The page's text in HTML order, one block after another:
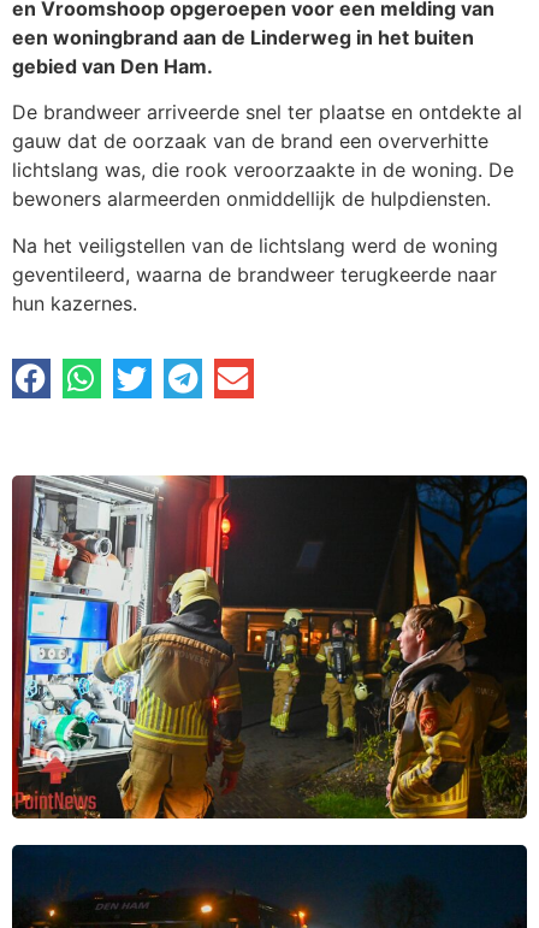
en Vroomshoop opgeroepen voor een melding van
een woningbrand aan de Linderweg in het buiten
gebied van Den Ham.
De brandweer arriveerde snel ter plaatse en ontdekte al
gauw dat de oorzaak van de brand een oververhitte
lichtslang was, die rook veroorzaakte in de woning. De
bewoners alarmeerden onmiddellijk de hulpdiensten.
Na het veiligstellen van de lichtslang werd de woning
geventileerd, waarna de brandweer terugkeerde naar
hun kazernes.